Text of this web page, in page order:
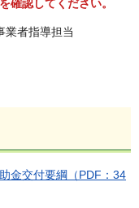
を確認してください。
者指導担当
金交付要綱（PDF：34